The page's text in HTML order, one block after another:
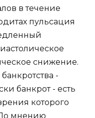
в течение
пульсация
снижение.
-
банкрот - есть
которого
мнению